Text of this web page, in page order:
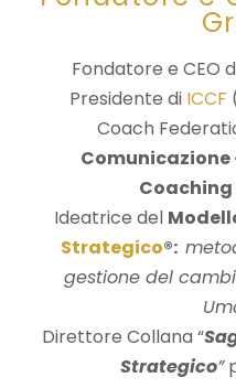
Fondatore e CEO
Presidente di ICCF
Coach
Comunicazione
Ideatrice del
Strategico®:
gestione del
Direttore Collana “
Strategico”